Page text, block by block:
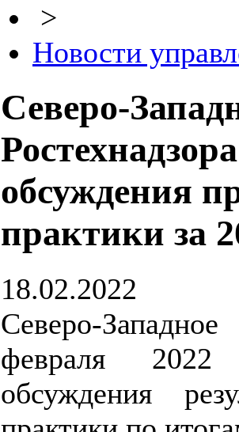
>
Новости
Северо-
обсуждения
практики за
18.02.2022
Северо-
февраля
обсуждения